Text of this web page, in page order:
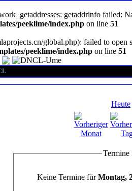
getaddrinfo failed:
peeklime/index.php on line 51
global.php): failed to
peeklime/index.php on line 51
Heute
Termine
Keine Termine fürMontag,